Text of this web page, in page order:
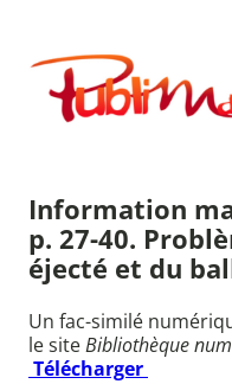
contenu
Publimath
Information
p. 27-40.
éjecté et du
Un fac-similé
le siteBibliothèque
Télécharger